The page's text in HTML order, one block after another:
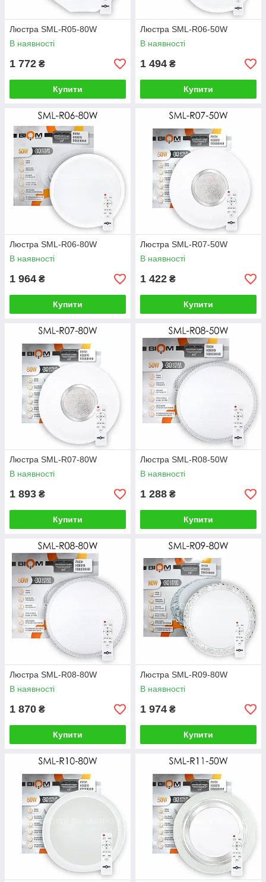
Люстра SML-R05-80W
В наявності
1 772 ₴
Купити
Люстра SML-R06-50W
В наявності
1 494 ₴
Купити
Люстра SML-R06-80W
В наявності
1 964 ₴
Купити
Люстра SML-R07-50W
В наявності
1 422 ₴
Купити
Люстра SML-R07-80W
В наявності
1 893 ₴
Купити
Люстра SML-R08-50W
В наявності
1 288 ₴
Купити
Люстра SML-R08-80W
В наявності
1 870 ₴
Купити
Люстра SML-R09-80W
В наявності
1 974 ₴
Купити